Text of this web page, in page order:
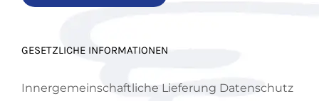
GESETZLICHE INFORMATIONEN
Innergemeinschaftliche Lieferung Datenschutz